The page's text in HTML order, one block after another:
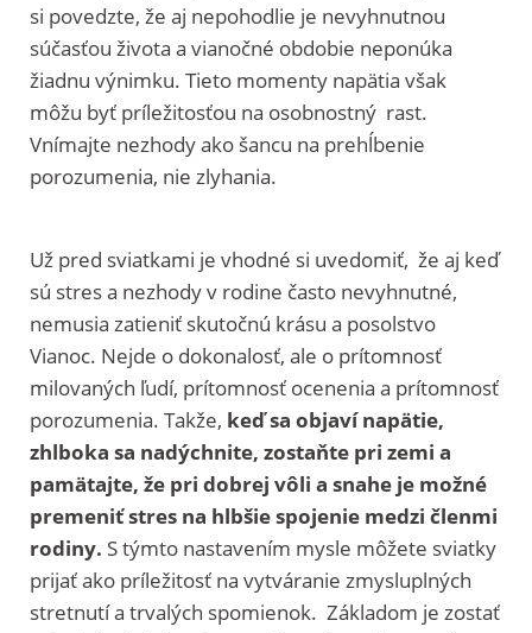
si povedzte, že aj nepohodlie je nevyhnutnou
súčasťou života a vianočné obdobie neponúka
žiadnu výnimku. Tieto momenty napätia však
môžu byť príležitosťou na osobnostný rast.
Vnímajte nezhody ako šancu na prehĺbenie
porozumenia, nie zlyhania.
Už pred sviatkami je vhodné si uvedomiť, že aj keď
sú stres a nezhody v rodine často nevyhnutné,
nemusia zatieniť skutočnú krásu a posolstvo
Vianoc. Nejde o dokonalosť, ale o prítomnosť
milovaných ľudí, prítomnosť ocenenia a prítomnosť
porozumenia. Takže, keď sa objaví napätie,
zhlboka sa nadýchnite, zostaňte pri zemi a
pamätajte, že pri dobrej vôli a snahe je možné
premeniť stres na hlbšie spojenie medzi členmi
rodiny. S týmto nastavením mysle môžete sviatky
prijať ako príležitosť na vytváranie zmysluplných
stretnutí a trvalých spomienok. Základom je zostať